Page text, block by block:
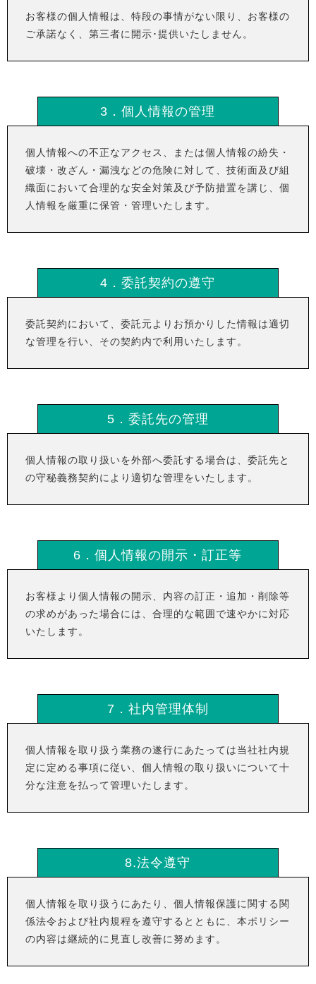
お客様の個人情報は、特段の事情がない限り、お客様の
ご承諾なく、第三者に開示･提供いたしません。
3．個人情報の管理
個人情報への不正なアクセス、または個人情報の紛失・
破壊・改ざん・漏洩などの危険に対して、技術面及び組
織面において合理的な安全対策及び予防措置を講じ、個
人情報を厳重に保管・管理いたします。
4．委託契約の遵守
委託契約において、委託元よりお預かりした情報は適切
な管理を行い、その契約内で利用いたします。
5．委託先の管理
個人情報の取り扱いを外部へ委託する場合は、委託先と
の守秘義務契約により適切な管理をいたします。
6．個人情報の開示・訂正等
お客様より個人情報の開示、内容の訂正・追加・削除等
の求めがあった場合には、合理的な範囲で速やかに対応
いたします。
7．社内管理体制
個人情報を取り扱う業務の遂行にあたっては当社社内規
定に定める事項に従い、個人情報の取り扱いについて十
分な注意を払って管理いたします。
8.法令遵守
個人情報を取り扱うにあたり、個人情報保護に関する関
係法令および社内規程を遵守するとともに、本ポリシー
の内容は継続的に見直し改善に努めます。